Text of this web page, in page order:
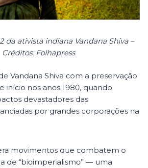
da ativista indiana Vandana Shiva –
Créditos: Folhapress
Vandana Shiva com a preservação
início nos anos 1980, quando
devastadores das
por grandes corporações na
movimentos que combatem o
de “bioimperialismo” — uma